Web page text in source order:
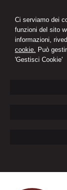
Ci serviamo dei
funzioni del sito
informazioni,
cookie. Può
'Gestisci Cookie'